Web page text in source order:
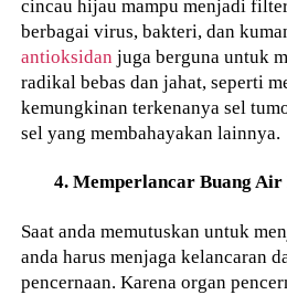
cincau hijau mampu menjadi
berbagai virus, bakteri, dan
antioksidan juga berguna untuk
radikal bebas dan jahat, seperti
kemungkinan terkenanya sel
sel yang membahayakan lainnya.
4. Memperlancar Buang Air
Saat anda memutuskan untuk
anda harus menjaga kelancaran
pencernaan. Karena organ